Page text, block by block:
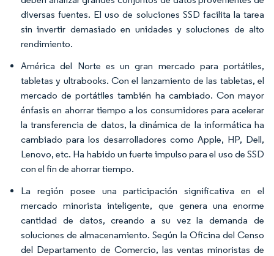
diversas fuentes. El uso de soluciones SSD facilita la tarea
sin invertir demasiado en unidades y soluciones de alto
rendimiento.
América del Norte es un gran mercado para portátiles,
tabletas y ultrabooks. Con el lanzamiento de las tabletas, el
mercado de portátiles también ha cambiado. Con mayor
énfasis en ahorrar tiempo a los consumidores para acelerar
la transferencia de datos, la dinámica de la informática ha
cambiado para los desarrolladores como Apple, HP, Dell,
Lenovo, etc. Ha habido un fuerte impulso para el uso de SSD
con el fin de ahorrar tiempo.
La región posee una participación significativa en el
mercado minorista inteligente, que genera una enorme
cantidad de datos, creando a su vez la demanda de
soluciones de almacenamiento. Según la Oficina del Censo
del Departamento de Comercio, las ventas minoristas de